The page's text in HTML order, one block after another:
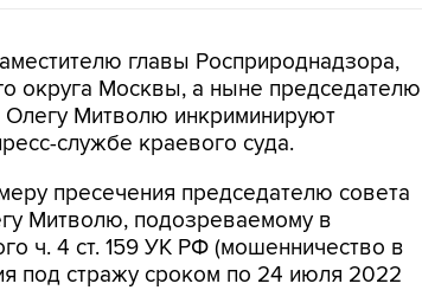
главы Росприроднадзора,
округа Москвы, а ныне председателю
Митволю инкриминируют
службе краевого суда.
пресечения председателю совета
Митволю, подозреваемому в
ч. 4 ст. 159 УК РФ (мошенничество в
под стражу сроком по 24 июля 2022